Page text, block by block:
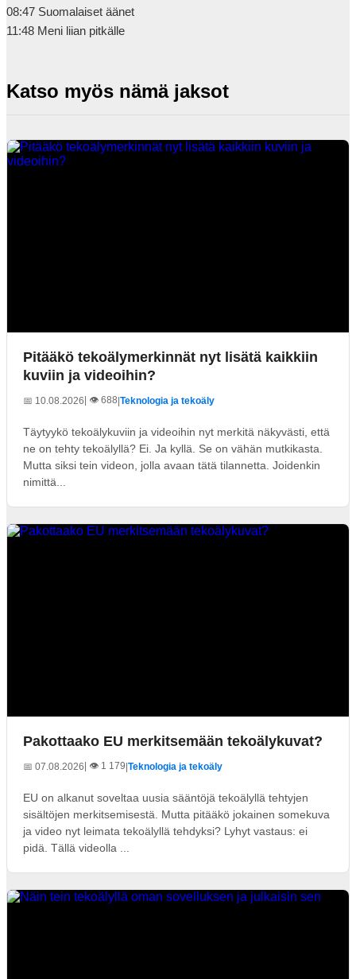
08:47 Suomalaiset äänet
11:48 Meni liian pitkälle
Katso myös nämä jaksot
Pitääkö tekoälymerkinnät nyt lisätä kaikkiin
kuviin ja videoihin?
📅 10.08.2026| 👁️ 688 Teknologia ja tekoäly
Täytyykö tekoälykuviin ja videoihin nyt merkitä näkyvästi, että
ne on tehty tekoälyllä? Ei. Ja kyllä. Se on vähän mutkikasta.
Mutta siksi tein videon, jolla avaan tätä tilannetta. Joidenkin
nimittä...
Pakottaako EU merkitsemään tekoälykuvat?
📅 07.08.2026| 👁️ 1 179 Teknologia ja tekoäly
EU on alkanut soveltaa uusia sääntöjä tekoälyllä tehtyjen
sisältöjen merkitsemisestä. Mutta pitääkö jokainen somekuva
ja video nyt leimata tekoälyllä tehdyksi? Lyhyt vastaus: ei
pidä. Tällä videolla ...